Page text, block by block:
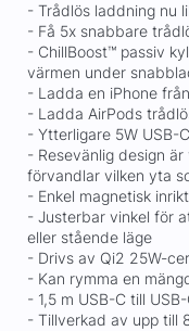
- Trådlös laddning nu
- Få 5x snabbare
- ChillBoost™ passiv
värmen under
- Ladda en iPhone
- Ladda AirPods
- Ytterligare 5W USB-
- Resevänlig design
förvandlar vilken yta
- Enkel magnetisk
- Justerbar vinkel för
eller stående läge
- Drivs av Qi2 25W-
- Kan rymma en
- 1,5 m USB-C till
- Tillverkad av upp till